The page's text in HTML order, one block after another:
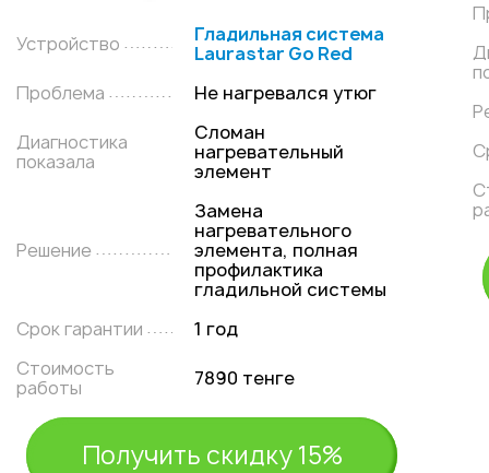
Устройство
Гладильная система
Laurastar Go Red
Проблема
Не нагревался утюг
Диагностика
показала
Сломан
нагревательный
элемент
Решение
Замена
нагревательного
элемента, полная
профилактика
гладильной системы
Срок гарантии
1 год
Стоимость
работы
7890 тенге
Получить скидку 15%